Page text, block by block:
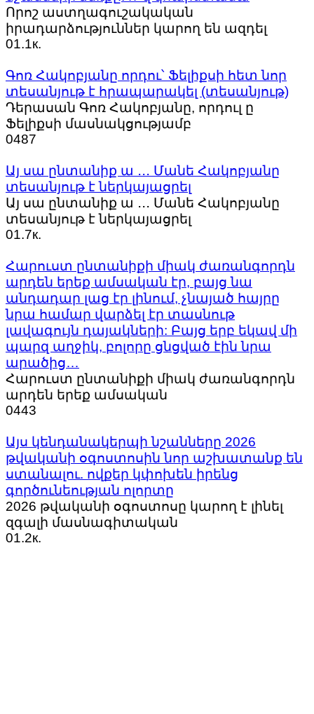
Որոշ աստղագուշակական
իրադարձություններ կարող են ազդել
01.1к.
Գոռ Հակոբյանը որդու՝ Ֆելիքսի հետ նոր
տեսանյութ է հրապարակել (տեսանյութ)
Դերասան Գոռ Հակոբյանը, որդուլ ը
Ֆելիքսի մասնակցությամբ
0487
Այ սա ընտանիք ա ․․․ Մանե Հակոբյանը
տեսանյութ է ներկայացրել
Այ սա ընտանիք ա ․․․ Մանե Հակոբյանը
տեսանյութ է ներկայացրել
01.7к.
Հարուստ ընտանիքի միակ ժառանգորդն
արդեն երեք ամսական էր, բայց նա
անդադար լաց էր լինում, չնայած հայրը
նրա համար վարձել էր տասնութ
լավագույն դայակների: Բայց երբ եկավ մի
պարզ աղջիկ, բոլորը ցնցված էին նրա
արածից…
Հարուստ ընտանիքի միակ ժառանգորդն
արդեն երեք ամսական
0443
Այս կենդանակերպի նշանները 2026
թվականի օգոստոսին նոր աշխատանք են
ստանալու. ովքեր կփոխեն իրենց
գործունեության ոլորտը
2026 թվականի օգոստոսը կարող է լինել
զգալի մասնագիտական
01.2к.